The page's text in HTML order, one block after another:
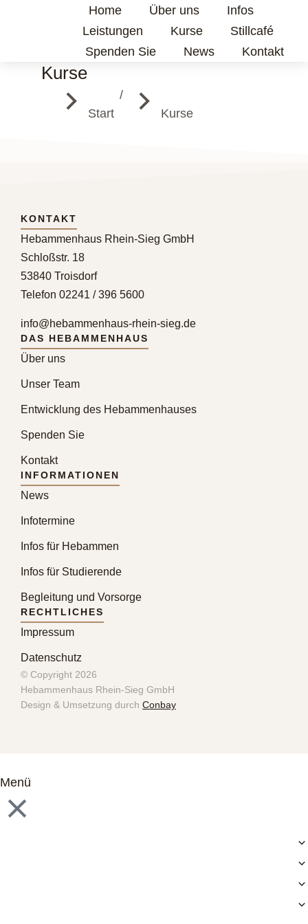
Home Über uns
Infos
Leistungen
Kurse
Stillcafé
Spenden Sie
News Kontakt
Kurse
Sie befinden sich hier:
Start
Kurse
KONTAKT
Hebammenhaus Rhein-Sieg GmbH
Schloßstr. 18
53840 Troisdorf
Telefon 02241 / 396 5600
info@hebammenhaus-rhein-sieg.de
DAS HEBAMMENHAUS
Über uns
Unser Team
Entwicklung des Hebammenhauses
Spenden Sie
Kontakt
INFORMATIONEN
News
Infotermine
Infos für Hebammen
Infos für Studierende
Begleitung und Vorsorge
RECHTLICHES
Impressum
Datenschutz
© Copyright 2026
Hebammenhaus Rhein-Sieg GmbH
Design & Umsetzung durch Conbay
Menü